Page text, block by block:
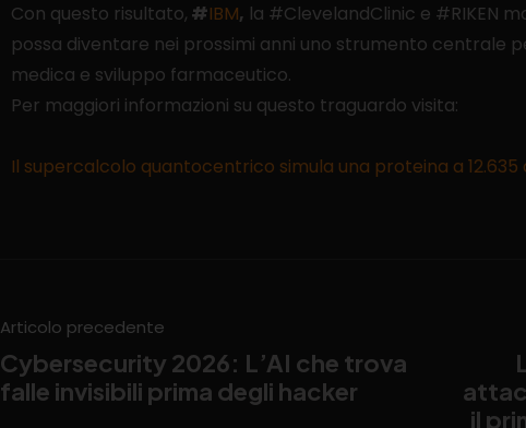
Con questo risultato, #IBM, la #ClevelandClinic e #RIKEN
possa diventare nei prossimi anni uno strumento centrale
medica e sviluppo farmaceutico.
Per maggiori informazioni su questo traguardo visita:
Il supercalcolo quantocentrico simula una proteina a
Articolo precedente
Cybersecurity 2026: L’AI che trova
falle invisibili prima degli hacker
il